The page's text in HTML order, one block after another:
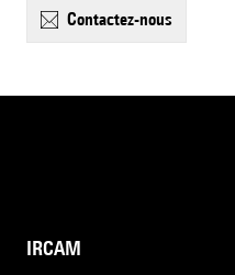
contactez-nous
IRCAM